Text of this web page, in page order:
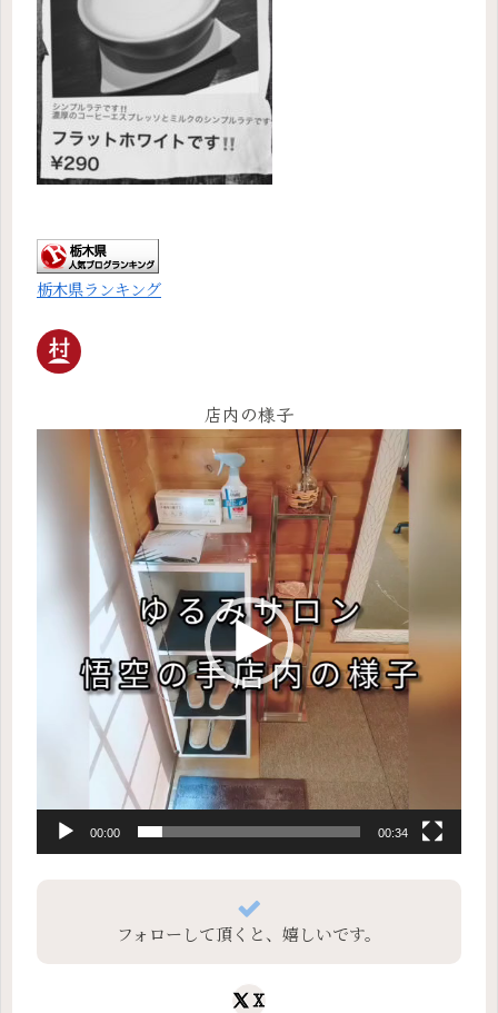
栃木県ランキング
店内の様子
00:00 00:34
フォローして頂くと、嬉しいです。
X